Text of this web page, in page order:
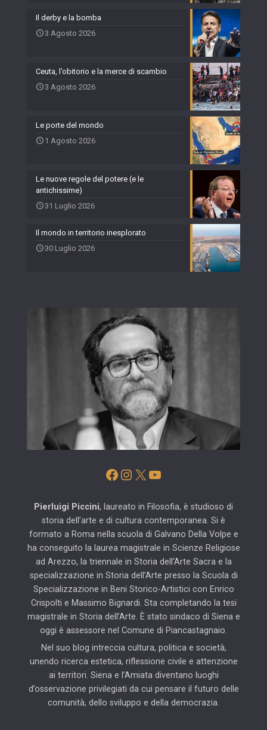
Il derby e la bomba
3 Agosto 2026
Ceuta, l’obitorio e la merce di scambio
3 Agosto 2026
Le porte del mondo
1 Agosto 2026
Le nuove regole del potere (e le
antichissime)
31 Luglio 2026
Il mondo in territorio inesplorato
30 Luglio 2026
Facebook
Instagram
X YouTube
Pierluigi Piccini, laureato in Filosofia, è studioso di
storia dell’arte e di cultura contemporanea. Si è
formato a Roma nella scuola di Galvano Della Volpe e
ha conseguito la laurea magistrale in Scienze Religiose
ad Arezzo, la triennale in Storia dell’Arte Sacra e la
specializzazione in Storia dell’Arte presso la Scuola di
Specializzazione in Beni Storico-Artistici con Enrico
Crispolti e Massimo Bignardi. Sta completando la tesi
magistrale in Storia dell’Arte. È stato sindaco di Siena e
oggi è assessore nel Comune di Piancastagnaio.
Nel suo blog intreccia cultura, politica e società,
unendo ricerca estetica, riflessione civile e attenzione
ai territori. Siena e l’Amiata diventano luoghi
d’osservazione privilegiati da cui pensare il futuro delle
comunità, dello sviluppo e della democrazia.